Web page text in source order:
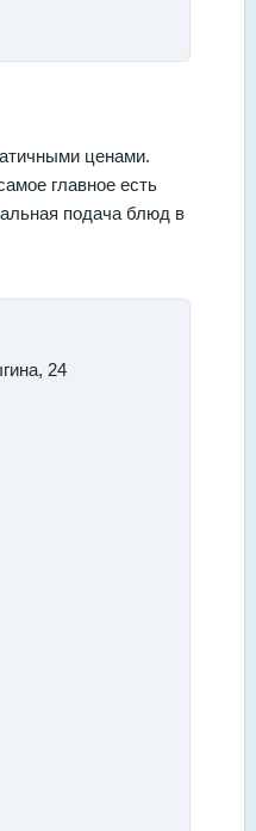
ценами.
главное есть
подача блюд в
24